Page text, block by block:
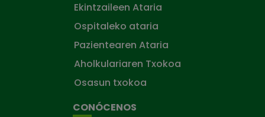
Ekintzaileen Ataria
Ospitaleko ataria
Pazientearen Ataria
Aholkulariaren Txokoa
Osasun txokoa
CONÓCENOS